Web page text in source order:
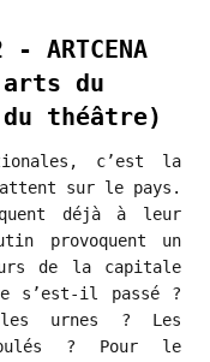
ARTCENA
du
théâtre)
c’est la
sur le pays.
déjà à leur
provoquent un
de la capitale
s’est-il passé ?
urnes ? Les
? Pour le